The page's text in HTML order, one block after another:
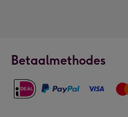
Betaalmethodes